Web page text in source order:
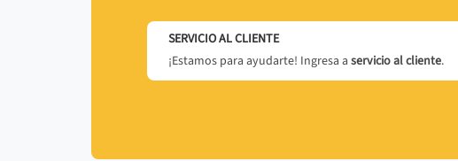
SERVICIO AL CLIENTE
¡Estamos para ayudarte! Ingresa a servicio al cliente.